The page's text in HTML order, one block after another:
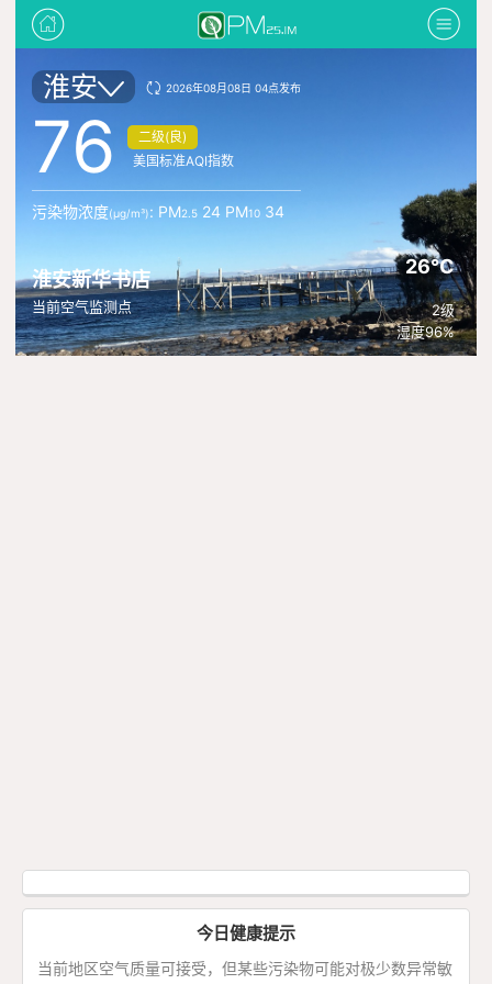
淮安 2026年08月08日 04点发布
76
二级(良)
美国标准AQI指数
污染物浓度(μg/m³): PM2.5 24 PM10 34
淮安新华书店
当前空气监测点
26°C
2级
湿度96%
今日健康提示
当前地区空气质量可接受，但某些污染物可能对极少数异常敏